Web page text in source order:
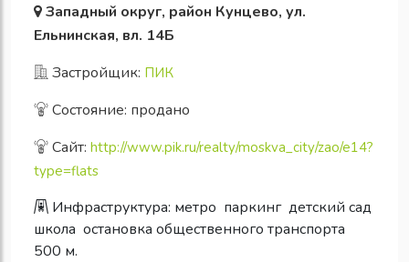
Западный округ, район Кунцево, ул.
Ельнинская, вл. 14Б
Застройщик: ПИК
Состояние: продано
Сайт: http://www.pik.ru/realty/moskva_city/zao/e14?
type=flats
Инфраструктура: метро паркинг детский сад
школа остановка общественного транспорта
500 м.